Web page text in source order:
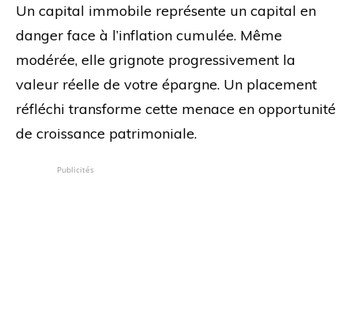
Un capital immobile représente un capital en
danger face à l’inflation cumulée. Même
modérée, elle grignote progressivement la
valeur réelle de votre épargne. Un placement
réfléchi transforme cette menace en opportunité
de croissance patrimoniale.
Publicités